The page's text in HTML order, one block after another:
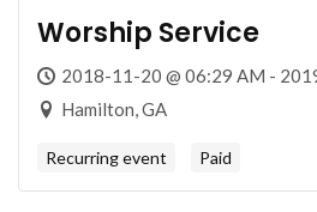
Worship Service
2018-11-20 @ 06:29 AM -
Hamilton, GA
Recurring event Paid